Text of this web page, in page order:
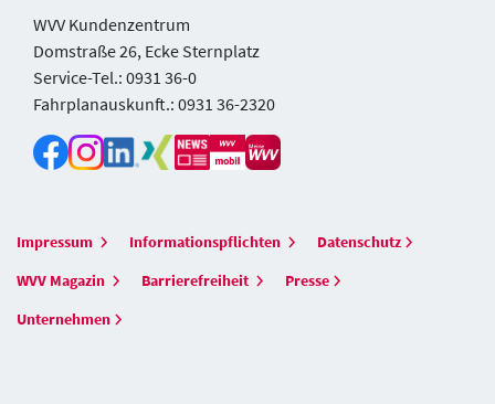
WVV Kundenzentrum
Domstraße 26, Ecke Sternplatz
Service-Tel.: 0931 36-0
Fahrplanauskunft.: 0931 36-2320
Impressum Informationspflichten
Datenschutz
WVV Magazin
Barrierefreiheit
Presse
Unternehmen